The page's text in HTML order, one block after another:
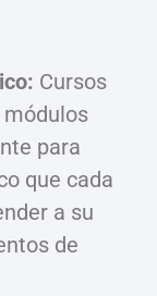
Cursos
módulos
para
que cada
a su
de